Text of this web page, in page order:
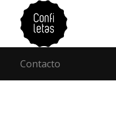
Contacto